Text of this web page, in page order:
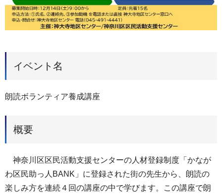
イベント名
朗読ボランティア養成講座
概要
神奈川区区民活動支援センターの人材登録制度「かなが
わ区民助っ人BANK」に登録された街の先生から、朗読の
楽しみ方を連続４回の講座の中で学びます。この講座で朗